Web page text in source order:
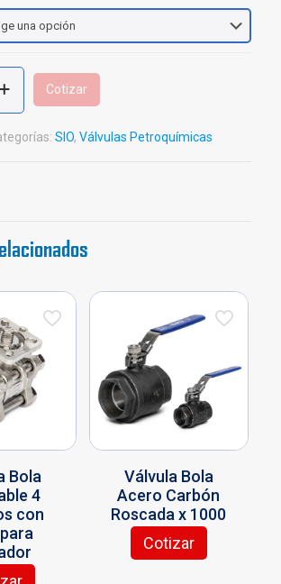
Cotizar
SIO, Válvulas Petroquímicas
Bola
4
con
Válvula Bola
Acero Carbón
Roscada x 1000
Cotizar
Este